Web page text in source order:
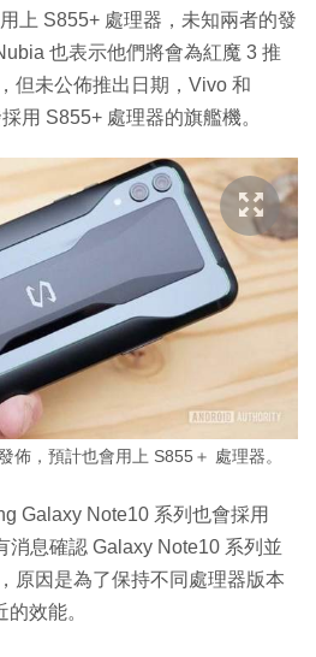
上 S855+ 處理器，未知兩者的發
也表示他們將會為紅魔 3 推
但未公佈推出日期，Vivo 和
用 S855+ 處理器的旗艦機。
佈，預計也會用上 S855＋ 處理器。
Galaxy Note10 系列也會採用
消息確認 Galaxy Note10 系列並
原因是為了保持不同處理器版本
效能。